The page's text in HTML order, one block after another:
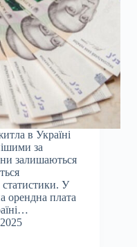
в Україні
за
залишаються
У
орендна плата